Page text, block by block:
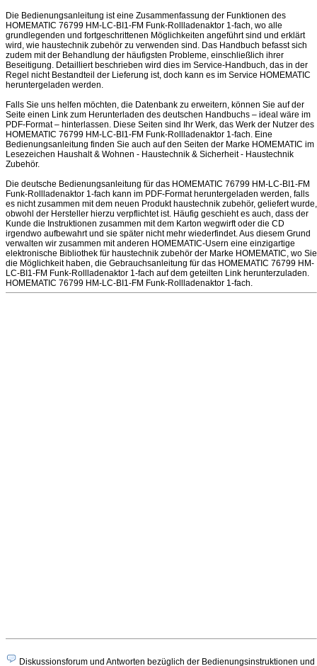
Die Bedienungsanleitung ist eine Zusammenfassung der Funktionen des
HOMEMATIC 76799 HM-LC-BI1-FM Funk-Rollladenaktor 1-fach, wo alle
grundlegenden und fortgeschrittenen Möglichkeiten angeführt sind und erklärt
wird, wie haustechnik zubehör zu verwenden sind. Das Handbuch befasst sich
zudem mit der Behandlung der häufigsten Probleme, einschließlich ihrer
Beseitigung. Detailliert beschrieben wird dies im Service-Handbuch, das in der
Regel nicht Bestandteil der Lieferung ist, doch kann es im Service HOMEMATIC
heruntergeladen werden.
Falls Sie uns helfen möchten, die Datenbank zu erweitern, können Sie auf der
Seite einen Link zum Herunterladen des deutschen Handbuchs – ideal wäre im
PDF-Format – hinterlassen. Diese Seiten sind Ihr Werk, das Werk der Nutzer des
HOMEMATIC 76799 HM-LC-BI1-FM Funk-Rollladenaktor 1-fach. Eine
Bedienungsanleitung finden Sie auch auf den Seiten der Marke HOMEMATIC im
Lesezeichen Haushalt & Wohnen - Haustechnik & Sicherheit - Haustechnik
Zubehör.
Die deutsche Bedienungsanleitung für das HOMEMATIC 76799 HM-LC-BI1-FM
Funk-Rollladenaktor 1-fach kann im PDF-Format heruntergeladen werden, falls
es nicht zusammen mit dem neuen Produkt haustechnik zubehör, geliefert wurde,
obwohl der Hersteller hierzu verpflichtet ist. Häufig geschieht es auch, dass der
Kunde die Instruktionen zusammen mit dem Karton wegwirft oder die CD
irgendwo aufbewahrt und sie später nicht mehr wiederfindet. Aus diesem Grund
verwalten wir zusammen mit anderen HOMEMATIC-Usern eine einzigartige
elektronische Bibliothek für haustechnik zubehör der Marke HOMEMATIC, wo Sie
die Möglichkeit haben, die Gebrauchsanleitung für das HOMEMATIC 76799 HM-
LC-BI1-FM Funk-Rollladenaktor 1-fach auf dem geteilten Link herunterzuladen.
HOMEMATIC 76799 HM-LC-BI1-FM Funk-Rollladenaktor 1-fach.
Diskussionsforum und Antworten bezüglich der Bedienungsinstruktionen und